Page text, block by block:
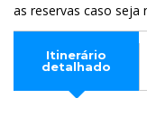
as reservas caso seja
Itinerário
detalhado